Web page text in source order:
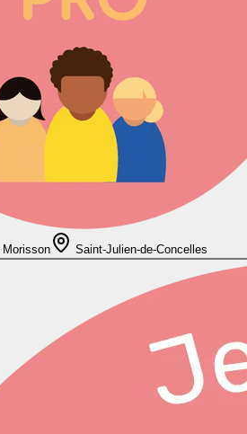
Saint-Julien-de-Concelles